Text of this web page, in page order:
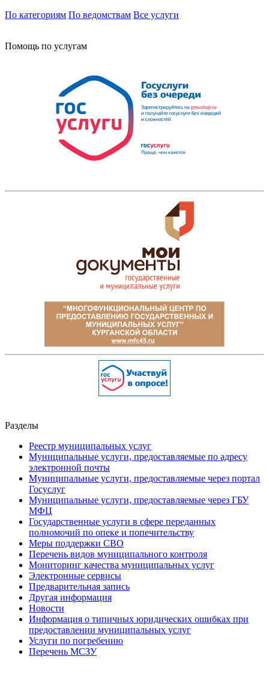
По категориям По ведомствам Все услуги
Помощь по услугам
Разделы
Реестр муниципальных услуг
Муниципальные услуги, предоставляемые по адресу
электронной почты
Муниципальные услуги, предоставляемые через портал
Госуслуг
Муниципальные услуги, предоставляемые через ГБУ
МФЦ
Государственные услуги в сфере переданных
полномочий по опеке и попечительству
Меры поддержки СВО
Перечень видов муниципального контроля
Мониторинг качества муниципальных услуг
Электронные сервисы
Предварительная запись
Другая информация
Новости
Информация о типичных юридических ошибках при
предоставлении муниципальных услуг
Услуги по погребению
Перечень МСЗУ